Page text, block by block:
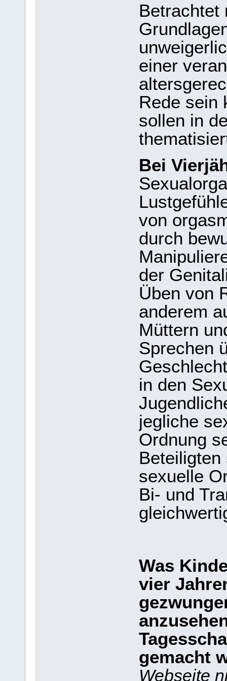
Betrachtet
einer
Rede sein
sollen in
Bei
von
durch
der
Üben von
anderem
Müttern
Sprechen
in den
jegliche
Ordnung
sexuelle
Bi- und
Was
vier
gemacht
Webseite